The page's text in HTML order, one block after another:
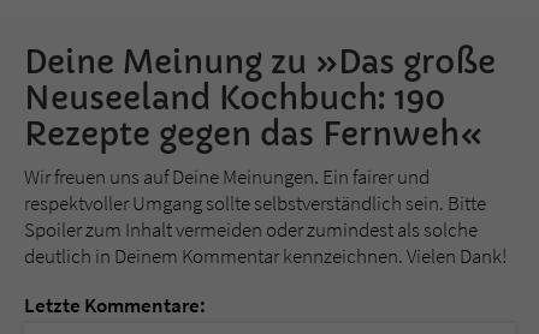
Deine Meinung zu »Das große
Neuseeland Kochbuch: 190
Rezepte gegen das Fernweh«
Wir freuen uns auf Deine Meinungen. Ein fairer und
respektvoller Umgang sollte selbstverständlich sein. Bitte
Spoiler zum Inhalt vermeiden oder zumindest als solche
deutlich in Deinem Kommentar kennzeichnen. Vielen Dank!
Letzte Kommentare: